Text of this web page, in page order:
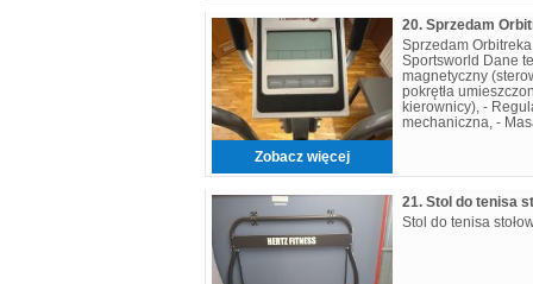
Zobacz więcej
Sprzedam
Sportsworld Dane
magnetyczny
pokrętła
kierownicy), -
mechaniczna, -
21. Stol do tenisa
Stol do tenisa